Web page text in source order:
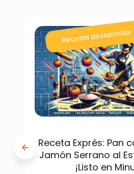
Recetas destacadas
Receta Exprés: Pan
Jamón Serrano al
¡Listo en